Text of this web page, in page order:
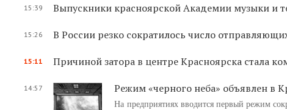
15:39 Выпускники красноярской Академии музыки и
15:26 В России резко сократилось число
15:11 Причиной затора в центре Красноярска стала
14:57 Режим «черного неба» объявлен в
На предприятиях вводится первый режим